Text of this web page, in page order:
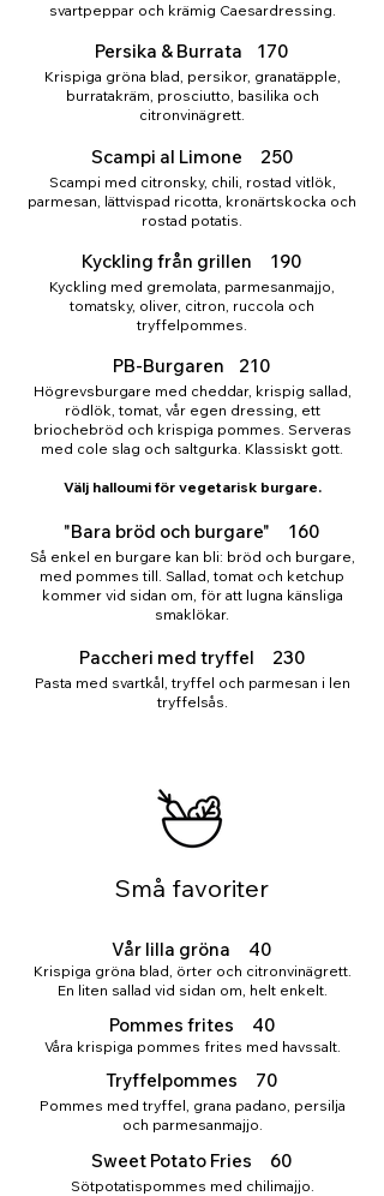
svartpeppar och krämig Caesardressing.
Persika & Burrata 170
Krispiga gröna blad, persikor, granatäpple,
burratakräm, prosciutto, basilika och
citronvinägrett.
Scampi al Limone 250
Scampi med citronsky, chili, rostad vitlök,
parmesan, lättvispad ricotta, kronärtskocka och
rostad potatis.
Kyckling från grillen 190
Kyckling med gremolata, parmesanmajjo,
tomatsky, oliver, citron, ruccola och
tryffelpommes.
PB-Burgaren 210
Högrevsburgare med cheddar, krispig sallad,
rödlök, tomat, vår egen dressing, ett
briochebröd och krispiga pommes. Serveras
med cole slag och saltgurka. Klassiskt gott.
Välj halloumi för vegetarisk burgare.
"Bara bröd och burgare" 160
Så enkel en burgare kan bli: bröd och burgare,
med pommes till. Sallad, tomat och ketchup
kommer vid sidan om, för att lugna känsliga
smaklökar.
Paccheri med tryffel 230
Pasta med svartkål, tryffel och parmesan i len
tryffelsås.
Små favoriter
Vår lilla gröna 40
Krispiga gröna blad, örter och citronvinägrett.
En liten sallad vid sidan om, helt enkelt.
Pommes frites 40
Våra krispiga pommes frites med havssalt.
Tryffelpommes 70
Pommes med tryffel, grana padano, persilja
och parmesanmajjo.
Sweet Potato Fries 60
Sötpotatispommes med chilimajjo.